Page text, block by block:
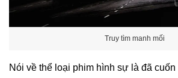
Truy tìm manh mối
Nói về thể loại phim hình sự là đã